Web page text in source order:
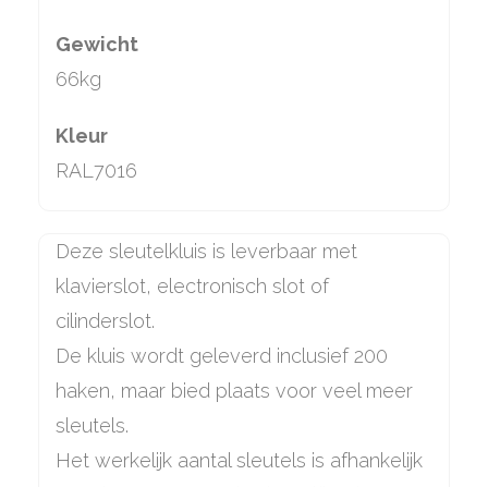
Gewicht
66kg
Kleur
RAL7016
Deze sleutelkluis is leverbaar met
klavierslot, electronisch slot of
cilinderslot.
De kluis wordt geleverd inclusief 200
haken, maar bied plaats voor veel meer
sleutels.
Het werkelijk aantal sleutels is afhankelijk